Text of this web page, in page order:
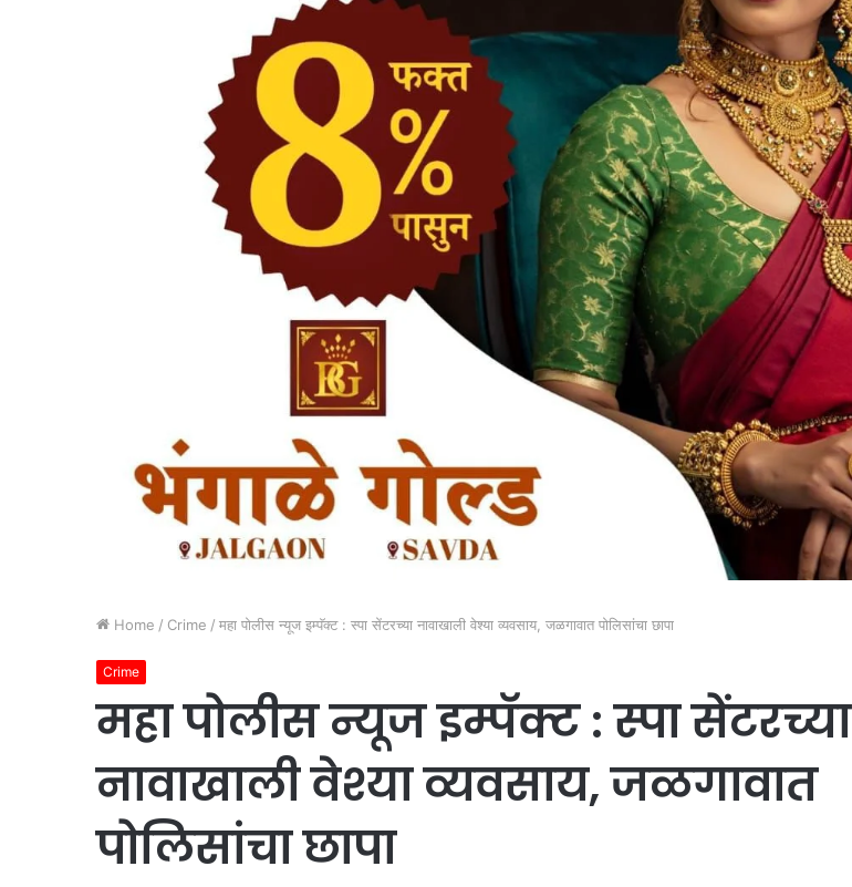
Home / Crime / महा पोलीस न्यूज इम्पॅक्ट : स्पा सेंटरच्या नावाखाली वेश्या व्यवसाय, जळगावात पोलिसांचा छापा
Crime
महा पोलीस न्यूज इम्पॅक्ट : स्पा सेंटरच्या
नावाखाली वेश्या व्यवसाय, जळगावात
पोलिसांचा छापा